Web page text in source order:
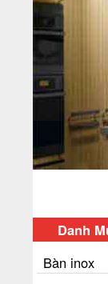
Danh
Bàn inox